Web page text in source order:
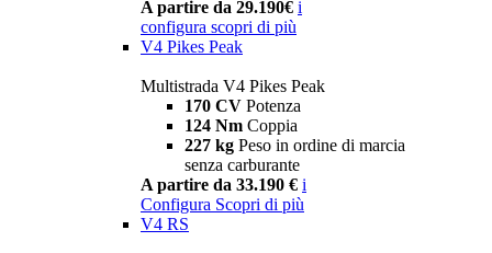
A partire da 29.190€ i
configura scopri di più
V4 Pikes Peak
Multistrada V4 Pikes Peak
170 CV Potenza
124 Nm Coppia
227 kg Peso in ordine di marcia
senza carburante
A partire da 33.190 € i
Configura Scopri di più
V4 RS